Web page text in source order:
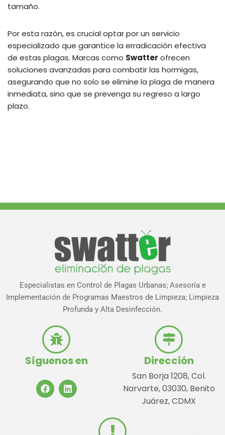
tamaño.
Por esta razón, es crucial optar por un servicio
especializado que garantice la erradicación efectiva
de estas plagas. Marcas como Swatter ofrecen
soluciones avanzadas para combatir las hormigas,
asegurando que no solo se elimine la plaga de manera
inmediata, sino que se prevenga su regreso a largo
plazo.
Especialistas en Control de Plagas Urbanas; Asesoría e
Implementación de Programas Maestros de Limpieza; Limpieza
Profunda y Alta Desinfección.
Síguenos en Dirección
San Borja 1208, Col.
Narvarte, 03030, Benito
Juárez, CDMX